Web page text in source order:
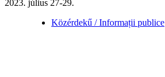
2023. július 27-29.
Közérdekű / Informații publice